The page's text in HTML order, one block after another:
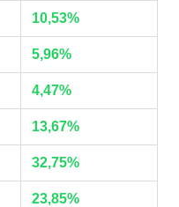
10,53%
5,96%
4,47%
13,67%
32,75%
23,85%